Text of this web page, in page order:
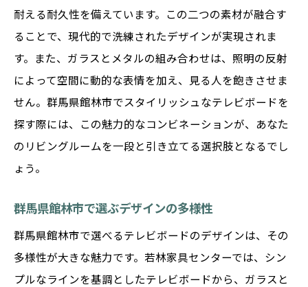
耐える耐久性を備えています。この二つの素材が融合す
ることで、現代的で洗練されたデザインが実現されま
す。また、ガラスとメタルの組み合わせは、照明の反射
によって空間に動的な表情を加え、見る人を飽きさせま
せん。群馬県館林市でスタイリッシュなテレビボードを
探す際には、この魅力的なコンビネーションが、あなた
のリビングルームを一段と引き立てる選択肢となるでし
ょう。
群馬県館林市で選ぶデザインの多様性
群馬県館林市で選べるテレビボードのデザインは、その
多様性が大きな魅力です。若林家具センターでは、シン
プルなラインを基調としたテレビボードから、ガラスと